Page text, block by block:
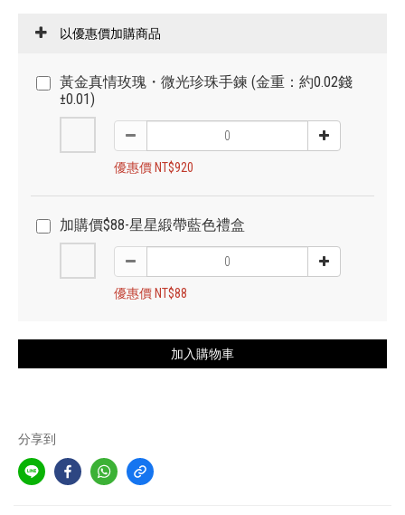
以優惠價加購商品
黃金真情玫瑰・微光珍珠手鍊 (金重：約0.02錢
±0.01)
優惠價 NT$920
加購價$88-星星緞帶藍色禮盒
優惠價 NT$88
加入購物車
分享到